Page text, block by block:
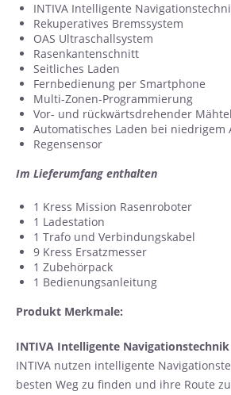
INTIVA Intelligente
Rekuperatives Bremssystem
OAS Ultraschallsystem
Rasenkantenschnitt
Seitliches Laden
Fernbedienung per Smartphone
Multi-Zonen-Programmierung
Vor- und rückwärtsdrehender
Automatisches Laden bei niedrigem
Regensensor
Im Lieferumfang enthalten
1 Kress Mission Rasenroboter
1 Ladestation
1 Trafo und Verbindungskabel
9 Kress Ersatzmesser
1 Zubehörpack
1 Bedienungsanleitung
Produkt Merkmale:
INTIVA Intelligente Navigationstechnik
INTIVA nutzen intelligente
besten Weg zu finden und ihre Route